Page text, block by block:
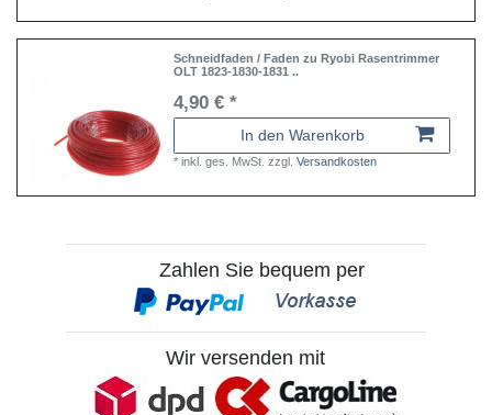
Schneidfaden / Faden zu Ryobi Rasentrimmer
OLT 1823-1830-1831 ..
4,90 € *
In den Warenkorb
*inkl. ges. MwSt. zzgl.Versandkosten
Zahlen Sie bequem per
Wir versenden mit